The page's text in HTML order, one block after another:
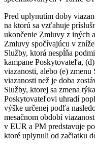
Pred uplynutím doby
na ktorú sa vzťahuje
ukončenie Zmluvy z iných
Zmluvy spočívajúcu v
Služby, ktorá nespĺňa
kampane Poskytovateľa,
viazanosti, alebo (e)
viazanosti než je doba
Služby, ktorej sa zmena
Poskytovateľovi uhradí
výške určenej podľa
mesačnom období
v EUR a PM predstavuje
ktoré uplynuli od začiatku